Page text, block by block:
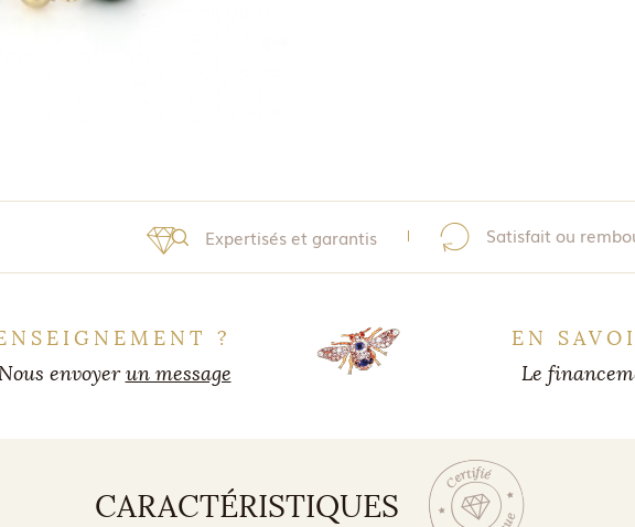
Expertisés et garantis Satisfait ou
?
envoyerun message
EN
Le
CARACTÉRISTIQUES